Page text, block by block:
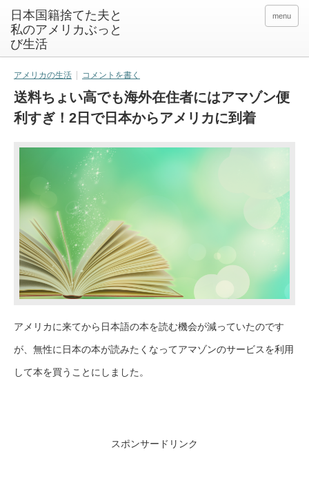
日本国籍捨てた夫と
私のアメリカぶっと
び生活
menu
アメリカの生活 コメントを書く
送料ちょい高でも海外在住者にはアマゾン便
利すぎ！2日で日本からアメリカに到着
アメリカに来てから日本語の本を読む機会が減っていたのです
が、無性に日本の本が読みたくなってアマゾンのサービスを利用
して本を買うことにしました。
スポンサードリンク